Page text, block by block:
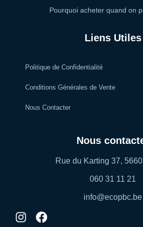
Pourquoi acheter quand on
Liens Utiles
Politique de Confidentialité
Conditions Générales de Vente
Nous Contacter
Nous
Rue du Karting 37,
060 31 11 21
info@ecopbc.be